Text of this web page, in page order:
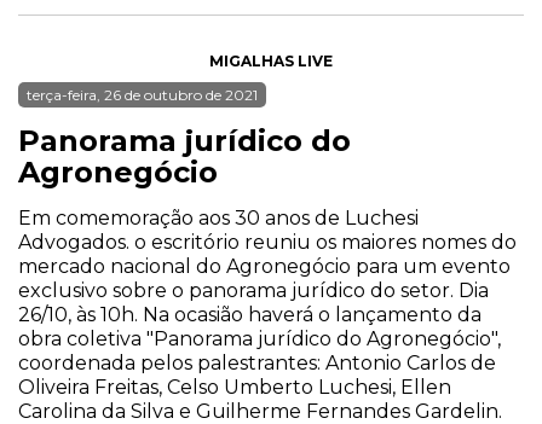
MIGALHAS LIVE
terça-feira, 26 de outubro de 2021
Panorama jurídico do
Agronegócio
Em comemoração aos 30 anos de Luchesi
Advogados. o escritório reuniu os maiores nomes do
mercado nacional do Agronegócio para um evento
exclusivo sobre o panorama jurídico do setor. Dia
26/10, às 10h. Na ocasião haverá o lançamento da
obra coletiva "Panorama jurídico do Agronegócio",
coordenada pelos palestrantes: Antonio Carlos de
Oliveira Freitas, Celso Umberto Luchesi, Ellen
Carolina da Silva e Guilherme Fernandes Gardelin.